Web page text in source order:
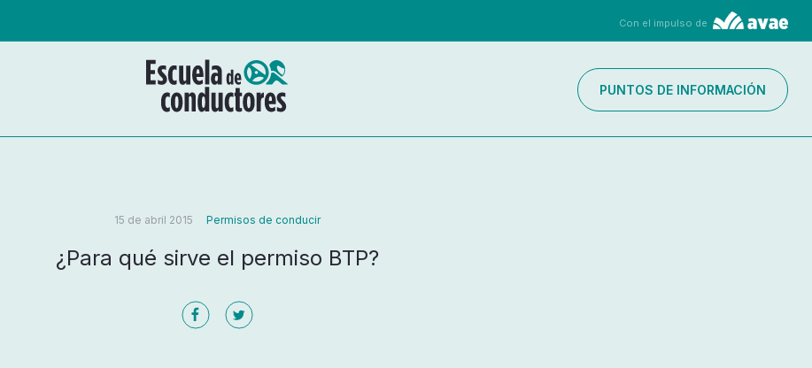
Con el impulso de
PUNTOS DE INFORMACIÓN
15 de abril 2015 Permisos de conducir
¿Para qué sirve el permiso BTP?